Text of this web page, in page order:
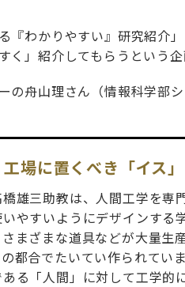
『わかりやすい』研究紹
」紹介してもらうという企
の舟山理さん（情報科学部
場に置くべき「イス
雄三助教は、人間工学を専
やすいようにデザインす
まざまな道具などが大量
都合でたいてい作られて
る「人間」に対して工学